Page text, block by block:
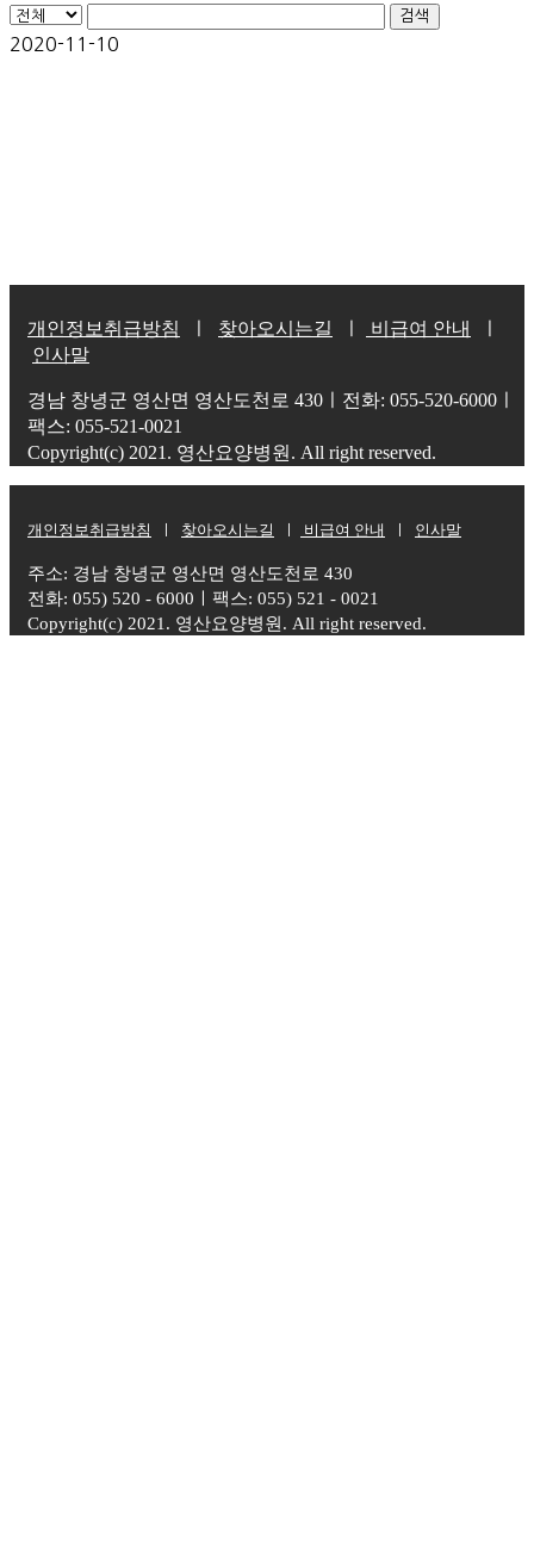
검색
2020-11-10
개인정보취급방침 찾아오시는길 비급여 안내
인사말
경남 창녕군 영산면 영산도천로 430ㅣ전화: 055-520-6000ㅣ
팩스: 055-521-0021
Copyright(c) 2021. 영산요양병원. All right reserved.
개인정보취급방침 찾아오시는길 비급여 안내 인사말
주소: 경남 창녕군 영산면 영산도천로 430
전화: 055) 520 - 6000ㅣ팩스: 055) 521 - 0021
Copyright(c) 2021. 영산요양병원. All right reserved.